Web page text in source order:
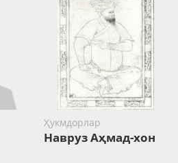
Ҳукмдорлар
Навруз Аҳмад-хон